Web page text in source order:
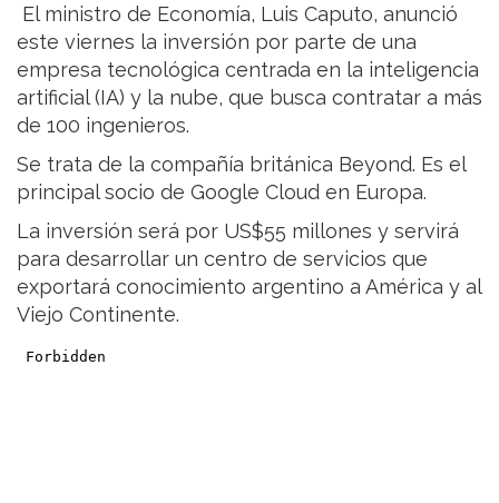
El ministro de Economía, Luis Caputo, anunció
este viernes la inversión por parte de una
empresa tecnológica centrada en la inteligencia
artificial (IA) y la nube, que busca contratar a más
de 100 ingenieros.
Se trata de la compañía británica Beyond. Es el
principal socio de Google Cloud en Europa.
La inversión será por US$55 millones y servirá
para desarrollar un centro de servicios que
exportará conocimiento argentino a América y al
Viejo Continente.